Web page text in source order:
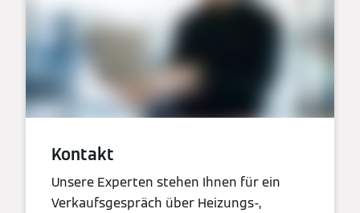
Kontakt
Unsere Experten stehen Ihnen für ein
Verkaufsgespräch über Heizungs-,